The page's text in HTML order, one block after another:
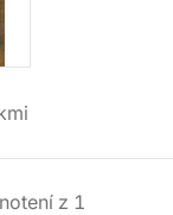
z 1